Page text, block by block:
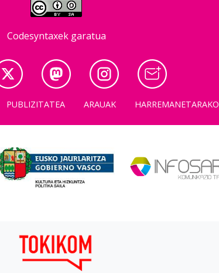
Codesyntaxek garatua
PUBLIZITATEA ARAUAK HARREMANETARAKO